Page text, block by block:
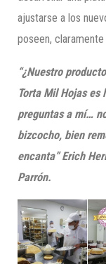
ajustarse a los
poseen,
“¿Nuestro
Torta Mil Hojas es
preguntas a mí…
bizcocho, bien
encanta” Erich
Parrón.